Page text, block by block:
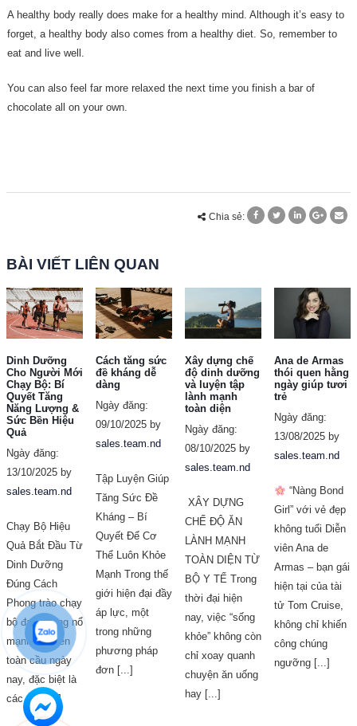
A healthy body really does make for a healthy mind. Although it’s easy to
forget, a healthy body also comes from a healthy diet. So, remember to
eat and live well.
You can also feel far more relaxed the next time you finish a bar of
chocolate all on your own.
Chia sẻ:
BÀI VIẾT LIÊN QUAN
Dinh Dưỡng
Cho Người Mới
Chạy Bộ: Bí
Quyết Tăng
Năng Lượng &
Sức Bền Hiệu
Quả
Ngày đăng:
13/10/2025 by
sales.team.nd
Chạy Bộ Hiệu
Quả Bắt Đầu Từ
Dinh Dưỡng
Đúng Cách
Phong trào chạy
bộ đang bùng nổ
mạnh mẽ trên
toàn cầu ngày
nay, đặc biệt là
các giải [...]
Cách tăng sức
đề kháng dễ
dàng
Ngày đăng:
09/10/2025 by
sales.team.nd
Tập Luyện Giúp
Tăng Sức Đề
Kháng – Bí
Quyết Để Cơ
Thể Luôn Khỏe
Mạnh Trong thế
giới hiện đại đầy
áp lực, một
trong những
phương pháp
đơn [...]
Xây dựng chế
độ dinh dưỡng
và luyện tập
lành mạnh
toàn diện
Ngày đăng:
08/10/2025 by
sales.team.nd
XÂY DỰNG
CHẾ ĐỘ ĂN
LÀNH MẠNH
TOÀN DIỆN TỪ
BỘ Y TẾ Trong
thời đại hiện
nay, việc “sống
khỏe” không còn
chỉ xoay quanh
chuyện ăn uống
hay [...]
Ana de Armas
thói quen hằng
ngày giúp tươi
trẻ
Ngày đăng:
13/08/2025 by
sales.team.nd
“Nàng Bond
Girl” với vẻ đẹp
không tuổi Diễn
viên Ana de
Armas – bạn gái
hiện tại của tài
tử Tom Cruise,
không chỉ khiến
công chúng
ngưỡng [...]